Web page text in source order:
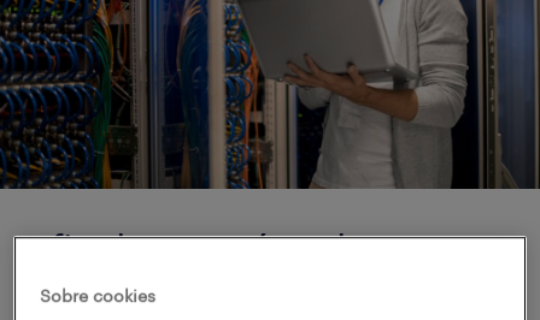
afinal, o que é tech
recruitment?
Sobre cookies